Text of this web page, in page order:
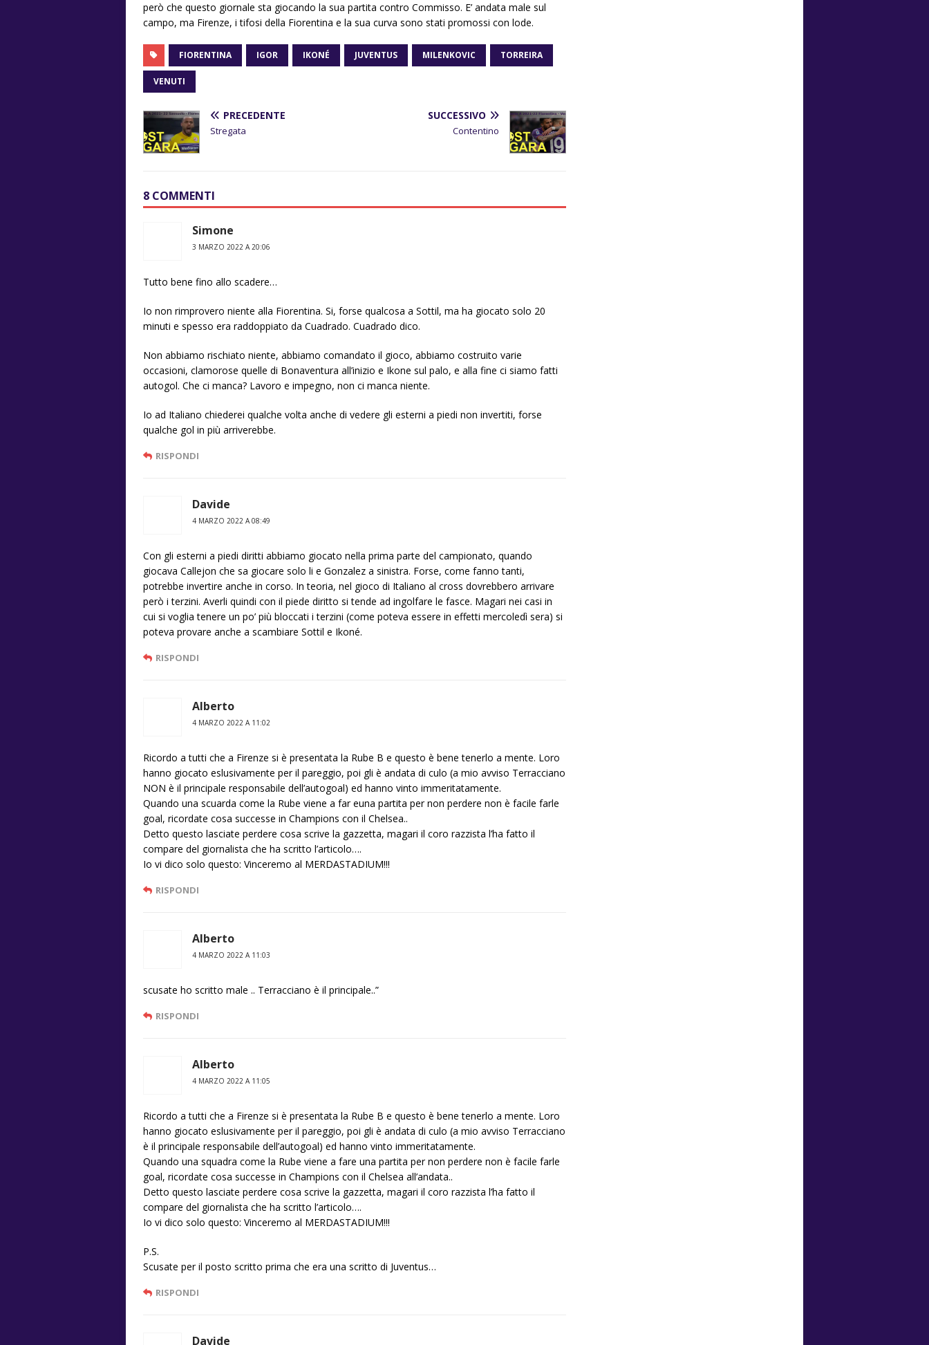
però che questo giornale sta giocando la sua partita contro Commisso. E’ andata male sul
campo, ma Firenze, i tifosi della Fiorentina e la sua curva sono stati promossi con lode.
FIORENTINA IGOR IKONÉ JUVENTUS MILENKOVIC TORREIRA
VENUTI
PRECEDENTE
Stregata
SUCCESSIVO
Contentino
8 COMMENTI
Simone
3 MARZO 2022 A 20:06
Tutto bene fino allo scadere…
Io non rimprovero niente alla Fiorentina. Si, forse qualcosa a Sottil, ma ha giocato solo 20
minuti e spesso era raddoppiato da Cuadrado. Cuadrado dico.
Non abbiamo rischiato niente, abbiamo comandato il gioco, abbiamo costruito varie
occasioni, clamorose quelle di Bonaventura all’inizio e Ikone sul palo, e alla fine ci siamo fatti
autogol. Che ci manca? Lavoro e impegno, non ci manca niente.
Io ad Italiano chiederei qualche volta anche di vedere gli esterni a piedi non invertiti, forse
qualche gol in più arriverebbe.
RISPONDI
Davide
4 MARZO 2022 A 08:49
Con gli esterni a piedi diritti abbiamo giocato nella prima parte del campionato, quando
giocava Callejon che sa giocare solo li e Gonzalez a sinistra. Forse, come fanno tanti,
potrebbe invertire anche in corso. In teoria, nel gioco di Italiano al cross dovrebbero arrivare
però i terzini. Averli quindi con il piede diritto si tende ad ingolfare le fasce. Magari nei casi in
cui si voglia tenere un po’ più bloccati i terzini (come poteva essere in effetti mercoledì sera) si
poteva provare anche a scambiare Sottil e Ikoné.
RISPONDI
Alberto
4 MARZO 2022 A 11:02
Ricordo a tutti che a Firenze si è presentata la Rube B e questo è bene tenerlo a mente. Loro
hanno giocato eslusivamente per il pareggio, poi gli è andata di culo (a mio avviso Terracciano
NON è il principale responsabile dell’autogoal) ed hanno vinto immeritatamente.
Quando una scuarda come la Rube viene a far euna partita per non perdere non è facile farle
goal, ricordate cosa successe in Champions con il Chelsea..
Detto questo lasciate perdere cosa scrive la gazzetta, magari il coro razzista l’ha fatto il
compare del giornalista che ha scritto l’articolo….
Io vi dico solo questo: Vinceremo al MERDASTADIUM!!!
RISPONDI
Alberto
4 MARZO 2022 A 11:03
scusate ho scritto male .. Terracciano è il principale..”
RISPONDI
Alberto
4 MARZO 2022 A 11:05
Ricordo a tutti che a Firenze si è presentata la Rube B e questo è bene tenerlo a mente. Loro
hanno giocato eslusivamente per il pareggio, poi gli è andata di culo (a mio avviso Terracciano
è il principale responsabile dell’autogoal) ed hanno vinto immeritatamente.
Quando una squadra come la Rube viene a fare una partita per non perdere non è facile farle
goal, ricordate cosa successe in Champions con il Chelsea all’andata..
Detto questo lasciate perdere cosa scrive la gazzetta, magari il coro razzista l’ha fatto il
compare del giornalista che ha scritto l’articolo….
Io vi dico solo questo: Vinceremo al MERDASTADIUM!!!
P.S.
Scusate per il posto scritto prima che era una scritto di Juventus…
RISPONDI
Davide